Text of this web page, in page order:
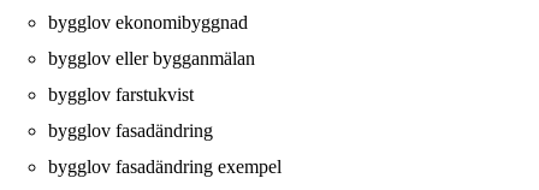
bygglov ekonomibyggnad
bygglov eller bygganmälan
bygglov farstukvist
bygglov fasadändring
bygglov fasadändring exempel